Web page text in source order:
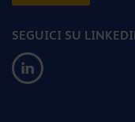
SEGUICI SU